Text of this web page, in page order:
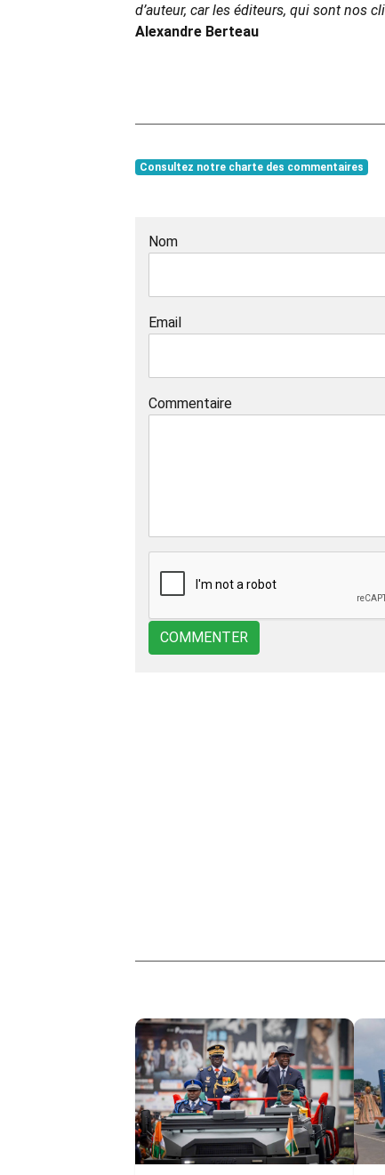
d’auteur, car les éditeurs, qui sont nos
Alexandre Berteau
Consultez notre charte des commentaires
Nom
Email
Commentaire
COMMENTER